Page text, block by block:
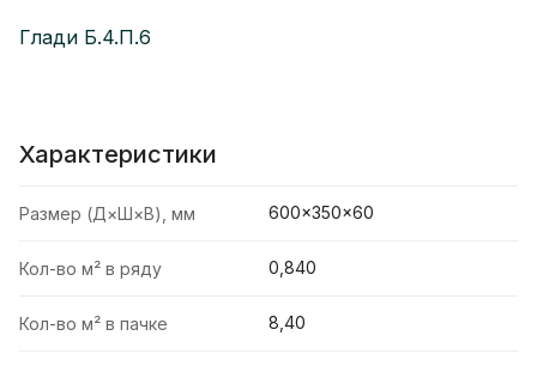
Глади Б.4.П.6
Характеристики
Размер (Д×Ш×В), мм 600×350×60
Кол-во м² в ряду 0,840
Кол-во м² в пачке 8,40